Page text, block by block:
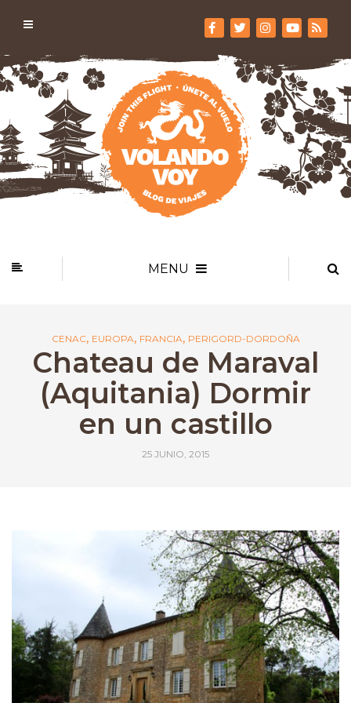
MENU
CENAC, EUROPA, FRANCIA, PERIGORD-DORDOÑA
Chateau de Maraval
(Aquitania) Dormir
en un castillo
25 JUNIO, 2015